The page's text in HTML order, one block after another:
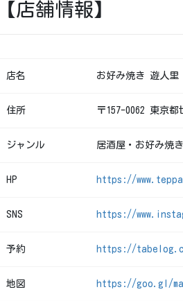
【店舗情報】
店名 お好み焼き 遊人里
住所 〒157-0062 東京
ジャンル 居酒屋・お好み焼
HP https://
SNS https://
予約 https://
地図 https://goo.gl/